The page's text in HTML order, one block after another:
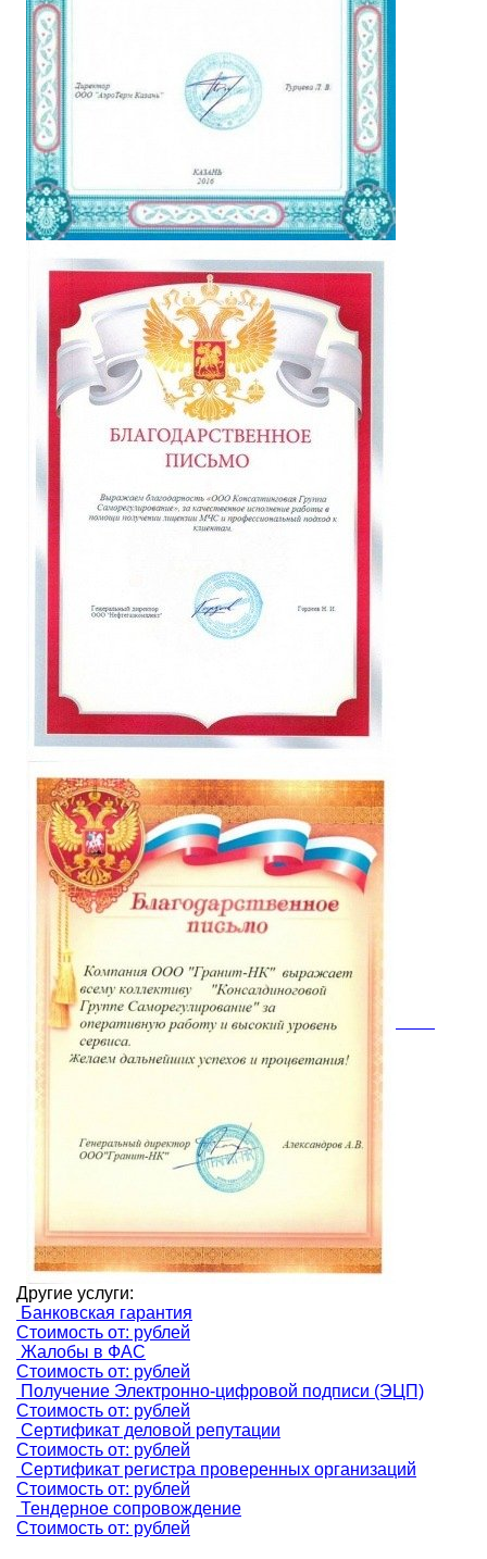
Другие услуги:
Банковская гарантия
Стоимость от: рублей
Жалобы в ФАС
Стоимость от: рублей
Получение Электронно-цифровой подписи (ЭЦП)
Стоимость от: рублей
Сертификат деловой репутации
Стоимость от: рублей
Сертификат регистра проверенных организаций
Стоимость от: рублей
Тендерное сопровождение
Стоимость от: рублей